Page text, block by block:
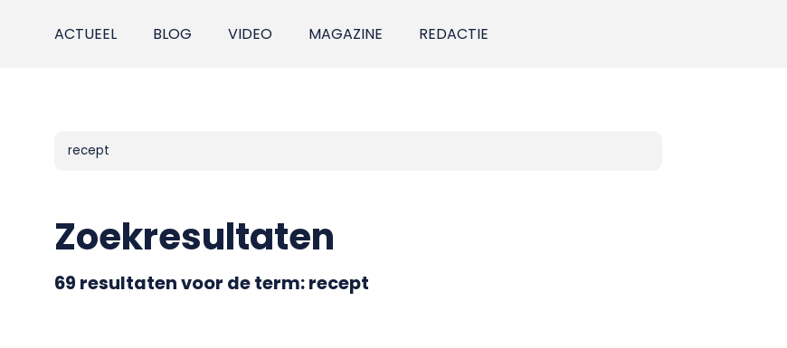
ACTUEEL BLOG VIDEO MAGAZINE REDACTIE
Zoekresultaten
69 resultaten voor de term:recept